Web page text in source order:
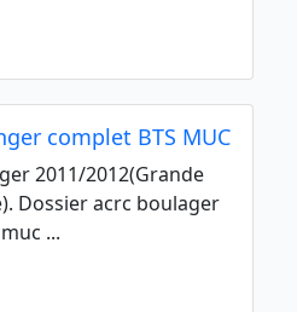
complet BTS MUC
2011/2012(Grande
Dossier acrc boulager
...